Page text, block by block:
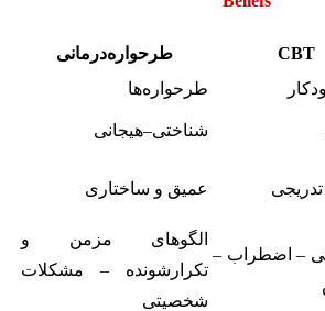
CBT
طرحواره‌درمانی
طرحواره‌ها
شناختی–هیجانی
عمیق و ساختاری
– اضطراب –
الگوهای مزمن و
تکرارشونده – مشکلات
شخصیتی